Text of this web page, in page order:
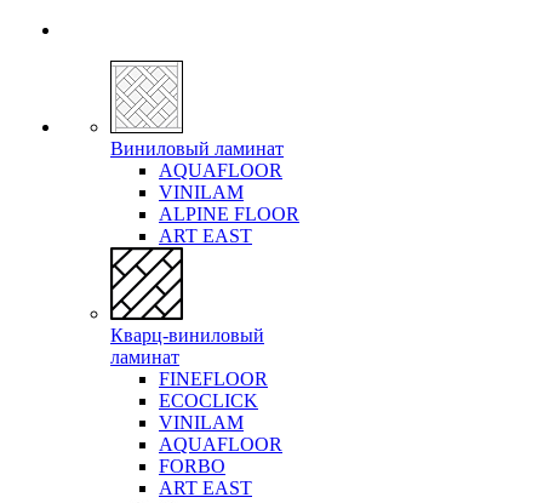
Виниловый ламинат
AQUAFLOOR
VINILAM
ALPINE FLOOR
ART EAST
Кварц-виниловый
ламинат
FINEFLOOR
ECOCLICK
VINILAM
AQUAFLOOR
FORBO
ART EAST